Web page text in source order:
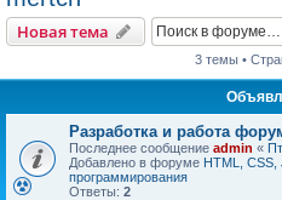
Новая тема
3 темы •
Разработка и работа
Последнее сообщение admin «
Добавлено в форуме HTML, CSS,
программирования
Ответы: 2